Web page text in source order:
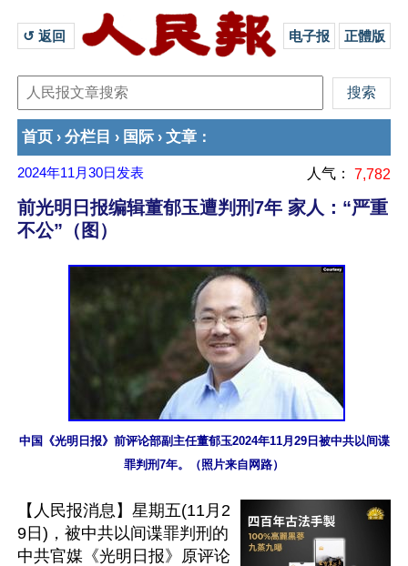
↺ 返回 电子报 正體版
首页 › 分栏目 › 国际 › 文章 ：
2024年11月30日 发表 人气： 7,782
前光明日报编辑董郁玉遭判刑7年 家人：“严重
不公”（图）
中国《光明日报》前评论部副主任董郁玉2024年11月29日被中共以间谍
罪判刑7年。（照片来自网路）
【人民报消息】星期五(11月2
9日)，被中共以间谍罪判刑的
中共官媒《光明日报》原评论